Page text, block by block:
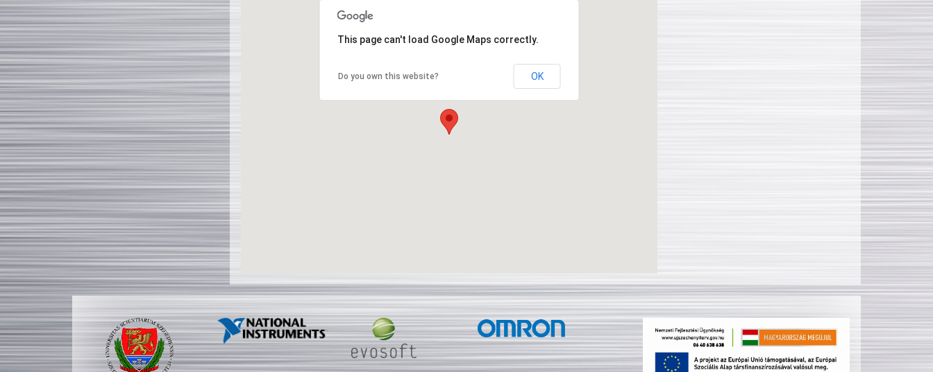
This page can't load Google Maps correctly.
Do you own this website? OK